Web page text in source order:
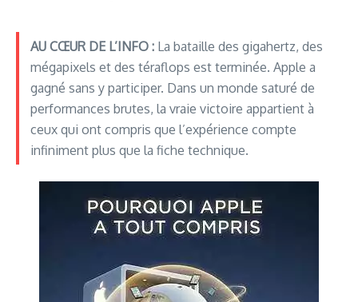
AU CŒUR DE L’INFO :La bataille des gigahertz, des
mégapixels et des téraflops est terminée. Apple a
gagné sans y participer. Dans un monde saturé de
performances brutes, la vraie victoire appartient à
ceux qui ont compris que l’expérience compte
infiniment plus que la fiche technique.